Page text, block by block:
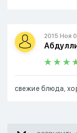
2015 Ноя
свежие блюда,